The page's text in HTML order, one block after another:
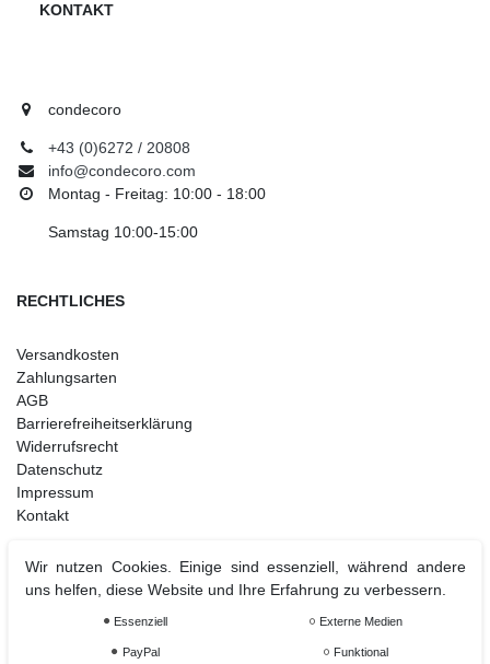
KONTAKT
condecoro
+43 (0)6272 / 20808
info@condecoro.com
Montag - Freitag: 10:00 - 18:00
Samstag 10:00-15:00
RECHTLICHES
Versandkosten
Zahlungsarten
AGB
Barrierefreiheitserklärung
Widerrufsrecht
Datenschutz
Impressum
Kontakt
Weihnachtsdeko
Christbaumschmuck
Christbaumkugel
Wir nutzen Cookies. Einige sind essenziell, während andere
uns helfen, diese Website und Ihre Erfahrung zu verbessern.
Essenziell Externe Medien
PayPal Funktional